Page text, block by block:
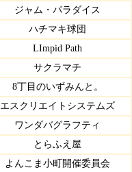
ジャム・パラダイス
ハチマキ球団
LImpid Path
サクラマチ
8丁目のいずみんと。
エスクリエイトシステムズ
ワンダバグラフティ
とらふえ屋
よんこま小町開催委員会